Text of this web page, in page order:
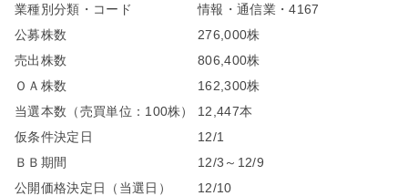
業種別分類・コード
情報・通信業・4167
公募株数
276,000株
売出株数
806,400株
ＯＡ株数
162,300株
当選本数（売買単位：100株）
12,447本
仮条件決定日
12/1
ＢＢ期間
12/3～12/9
公開価格決定日（当選日）
12/10